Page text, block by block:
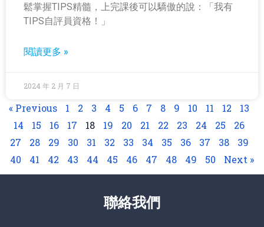
鬆掌握TIPS精髓，上完課後可以驕傲的說：「我有
TIPS自評員資格！」
閱讀更多 »
2024 年 2 月 7 日
« Previous 1 2 3 4 5 6 7 8 9 10 11 12
13
14
15 16 17 18 19 20 21 22 23 24 25
26
27
28 29 30 31 32 33 34 35 36 37 38
39
40
41 42 43 44 45 46 47 48 49 50 Next »
聯絡我們